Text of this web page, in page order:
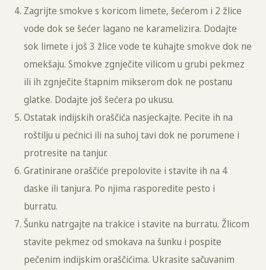
Zagrijte smokve s koricom limete, šećerom i 2 žlice
vode dok se šećer lagano ne karamelizira. Dodajte
sok limete i još 3 žlice vode te kuhajte smokve dok ne
omekšaju. Smokve zgnječite vilicom u grubi pekmez
ili ih zgnječite štapnim mikserom dok ne postanu
glatke. Dodajte još šećera po ukusu.
Ostatak indijskih oraščića nasjeckajte. Pecite ih na
roštilju u pećnici ili na suhoj tavi dok ne porumene i
protresite na tanjur.
Gratinirane oraščiće prepolovite i stavite ih na 4
daske ili tanjura. Po njima rasporedite pesto i
burratu.
Šunku natrgajte na trakice i stavite na burratu. Žlicom
stavite pekmez od smokava na šunku i pospite
pečenim indijskim oraščićima. Ukrasite sačuvanim